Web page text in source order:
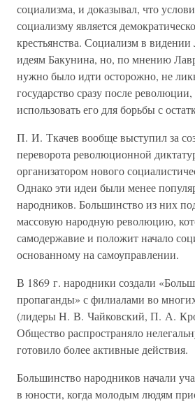
социализма, и доказывал, что
социализму является
крестьянства. Социализм в
идеям Бакунина, но, по мнению
нужно было идти осторожно, не
государство сразу после революции,
использовать его для борьбы с
П. И. Ткачев вообще выступил за
переворота революционной
организатором нового
Однако эти идеи были менее
народников. Большинство из них
массовую народную революцию,
самодержавие и положит начало
основанному на самоуправлении.
В 1869 г. народники создали
пропаганды» с филиалами во
(лидеры Н. В. Чайковский, П. А.
Общество распространяло
готовило более активные действия.
Большинство народников начали
в юности, когда молодым людям